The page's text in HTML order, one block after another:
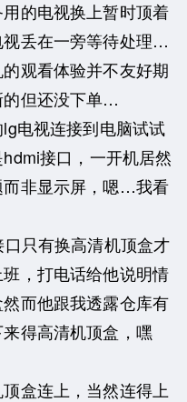
的电视换上暂时顶着
丢在一旁等待处理…
观看体验并不友好期
的但还没下单…
电视连接到电脑试试
接口，一开机居然
而非显示屏，嗯…我看
只有换高清机顶盒才
，打电话给他说明情
而他跟我透露仓库有
得高清机顶盒，嘿
盒连上，当然连得上